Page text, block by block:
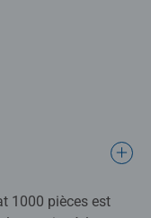
1000 pièces est